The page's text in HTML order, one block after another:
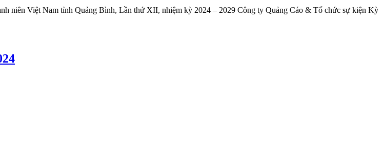
niên Việt Nam tỉnh Quảng Bình, Lần thứ XII, nhiệm kỳ 2024 – 2029 Công ty Quảng Cáo & Tổ chức sự kiện Kỳ